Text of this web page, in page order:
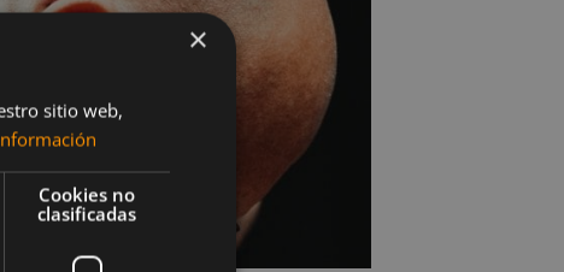
×
sitio web,
Cookies no
clasificadas